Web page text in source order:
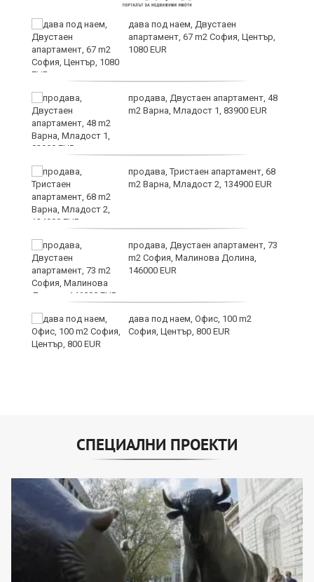
дава под наем, Двустаен
апартамент, 67 m2 София, Център,
1080 EUR
продава, Двустаен апартамент, 48
m2 Варна, Младост 1, 83900 EUR
продава, Тристаен апартамент, 68
m2 Варна, Младост 2, 134900 EUR
продава, Двустаен апартамент, 73
m2 София, Малинова Долина,
146000 EUR
дава под наем, Офис, 100 m2
София, Център, 800 EUR
СПЕЦИАЛНИ ПРОЕКТИ